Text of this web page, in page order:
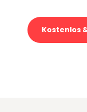
Kostenlos